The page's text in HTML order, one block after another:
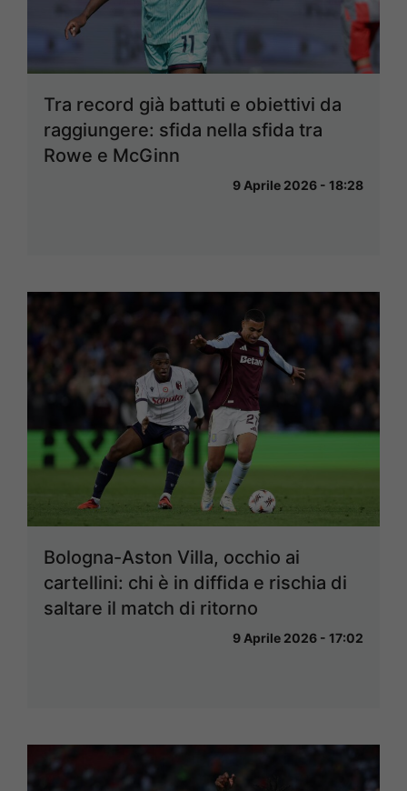
Tra record già battuti e obiettivi da
raggiungere: sfida nella sfida tra
Rowe e McGinn
9 Aprile 2026 - 18:28
Bologna-Aston Villa, occhio ai
cartellini: chi è in diffida e rischia di
saltare il match di ritorno
9 Aprile 2026 - 17:02